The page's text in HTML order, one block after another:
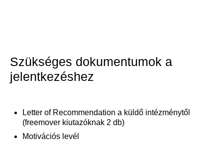
Szükséges dokumentumok a
jelentkezéshez
Letter of Recommendation a küldő intézménytől
(freemover kiutazóknak 2 db)
Motivációs levél